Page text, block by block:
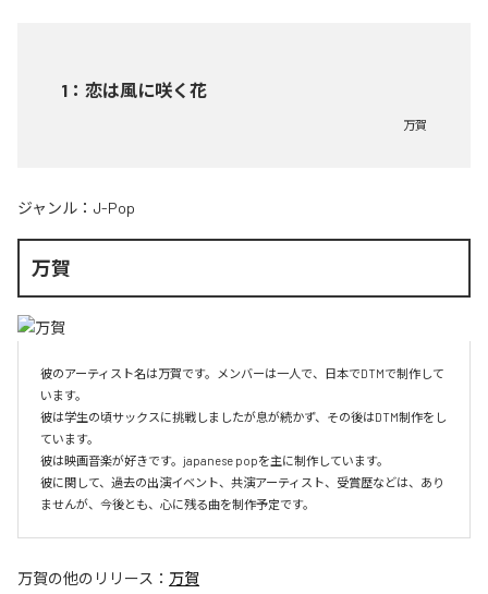
1 ： 恋は風に咲く花
万賀
ジャンル： J-Pop
万賀
彼のアーティスト名は万賀です。メンバーは一人で、日本でDTMで制作して
います。
彼は学生の頃サックスに挑戦しましたが息が続かず、その後はDTM制作をし
ています。
彼は映画音楽が好きです。japanese popを主に制作しています。
彼に関して、過去の出演イベント、共演アーティスト、受賞歴などは、あり
ませんが、今後とも、心に残る曲を制作予定です。
万賀の他のリリース： 万賀